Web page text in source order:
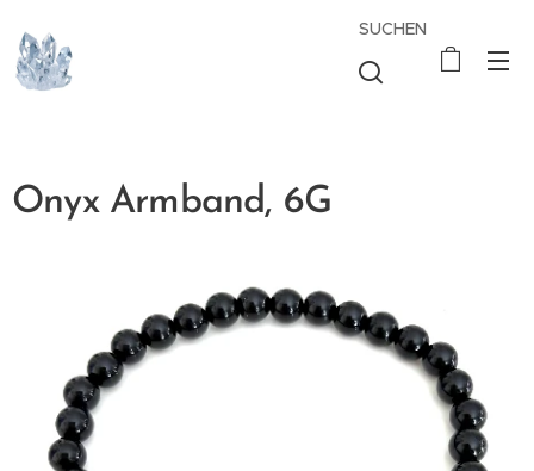
SUCHEN
Onyx Armband, 6G